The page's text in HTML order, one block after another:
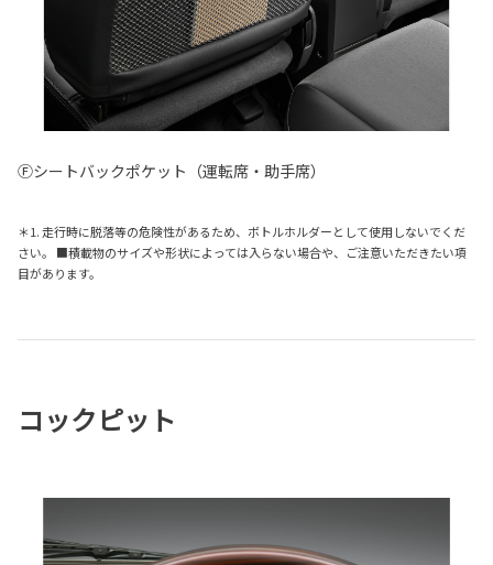
Ⓕシートバックポケット（運転席・助手席）
＊1. 走行時に脱落等の危険性があるため、ボトルホルダーとして使用しないでくだ
さい。 ■積載物のサイズや形状によっては入らない場合や、ご注意いただきたい項
目があります。
コックピット